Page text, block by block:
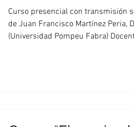
y la Revolución
Curso presencial con transmisión
de Juan Francisco Martínez Peria,
(Universidad Pompeu Fabra)